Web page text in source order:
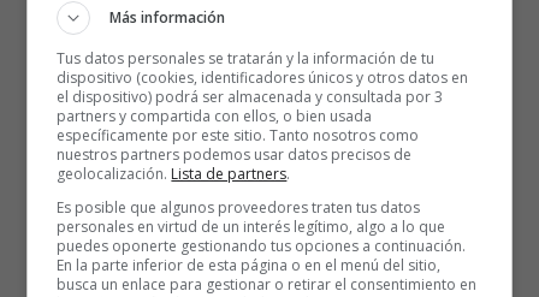
Para imprimir la lámina de colorear, es mejor guardarla
primero en el ordenador.
Lámina dibujo cumpleaños 09 -
Feliz cumpleaños.
Más información
Tus datos personales se tratarán y la información de tu
dispositivo (cookies, identificadores únicos y otros datos en
el dispositivo) podrá ser almacenada y consultada por 3
partners y compartida con ellos, o bien usada
específicamente por este sitio. Tanto nosotros como
nuestros partners podemos usar datos precisos de
geolocalización. Lista de partners.
Es posible que algunos proveedores traten tus datos
personales en virtud de un interés legítimo, algo a lo que
puedes oponerte gestionando tus opciones a continuación.
En la parte inferior de esta página o en el menú del sitio,
busca un enlace para gestionar o retirar el consentimiento en